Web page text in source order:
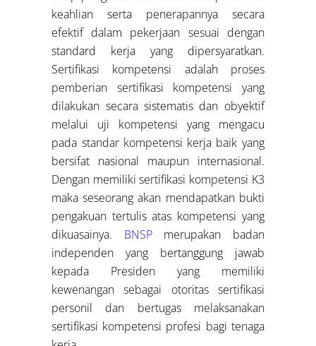
keahlian serta penerapannya secara
efektif dalam pekerjaan sesuai dengan
standard kerja yang dipersyaratkan.
Sertifikasi kompetensi adalah proses
pemberian sertifikasi kompetensi yang
dilakukan secara sistematis dan obyektif
melalui uji kompetensi yang mengacu
pada standar kompetensi kerja baik yang
bersifat nasional maupun internasional.
Dengan memiliki sertifikasi kompetensi K3
maka seseorang akan mendapatkan bukti
pengakuan tertulis atas kompetensi yang
dikuasainya. BNSPmerupakan badan
independen yang bertanggung jawab
kepada Presiden yang memiliki
kewenangan sebagai otoritas sertifikasi
personil dan bertugas melaksanakan
sertifikasi kompetensi profesi bagi tenaga